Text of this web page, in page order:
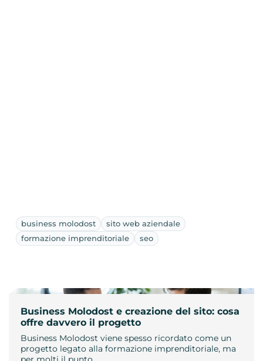
business molodost
sito web aziendale
formazione imprenditoriale
seo
Business Molodost e creazione del sito: cosa
offre davvero il progetto
Business Molodost viene spesso ricordato come un
progetto legato alla formazione imprenditoriale, ma